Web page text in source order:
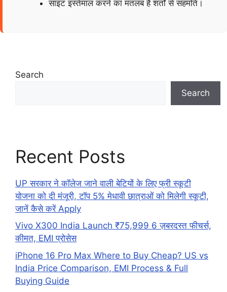
साइट इस्तेमाल करने का मतलब है शर्तों से सहमति।
Search
Search
Recent Posts
UP सरकार ने कॉलेज जाने वाली बेटियों के लिए फ्री स्कूटी
योजना को दी मंजूरी, टॉप 5% मेधावी छात्राओं को मिलेगी स्कूटी,
जानें कैसे करें Apply
Vivo X300 India Launch ₹75,999 6 ज़बरदस्त फीचर्स,
कीमत, EMI प्रोसेस
iPhone 16 Pro Max Where to Buy Cheap? US vs
India Price Comparison, EMI Process & Full
Buying Guide